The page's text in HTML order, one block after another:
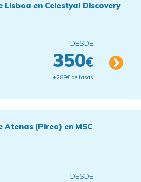
en Celestyal Discovery
DESDE
350€
+289€ de tasas
(Pireo) en MSC
DESDE